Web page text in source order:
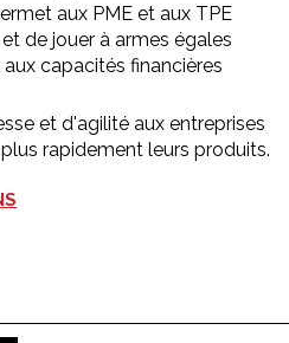
aux PME et aux TPE
de jouer à armes égales
capacités financières
et d'agilité aux entreprises
rapidement leurs produits.